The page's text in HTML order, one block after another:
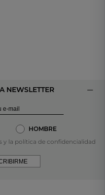
NEWSLETTER
HOMBRE
y la política de confidencialidad